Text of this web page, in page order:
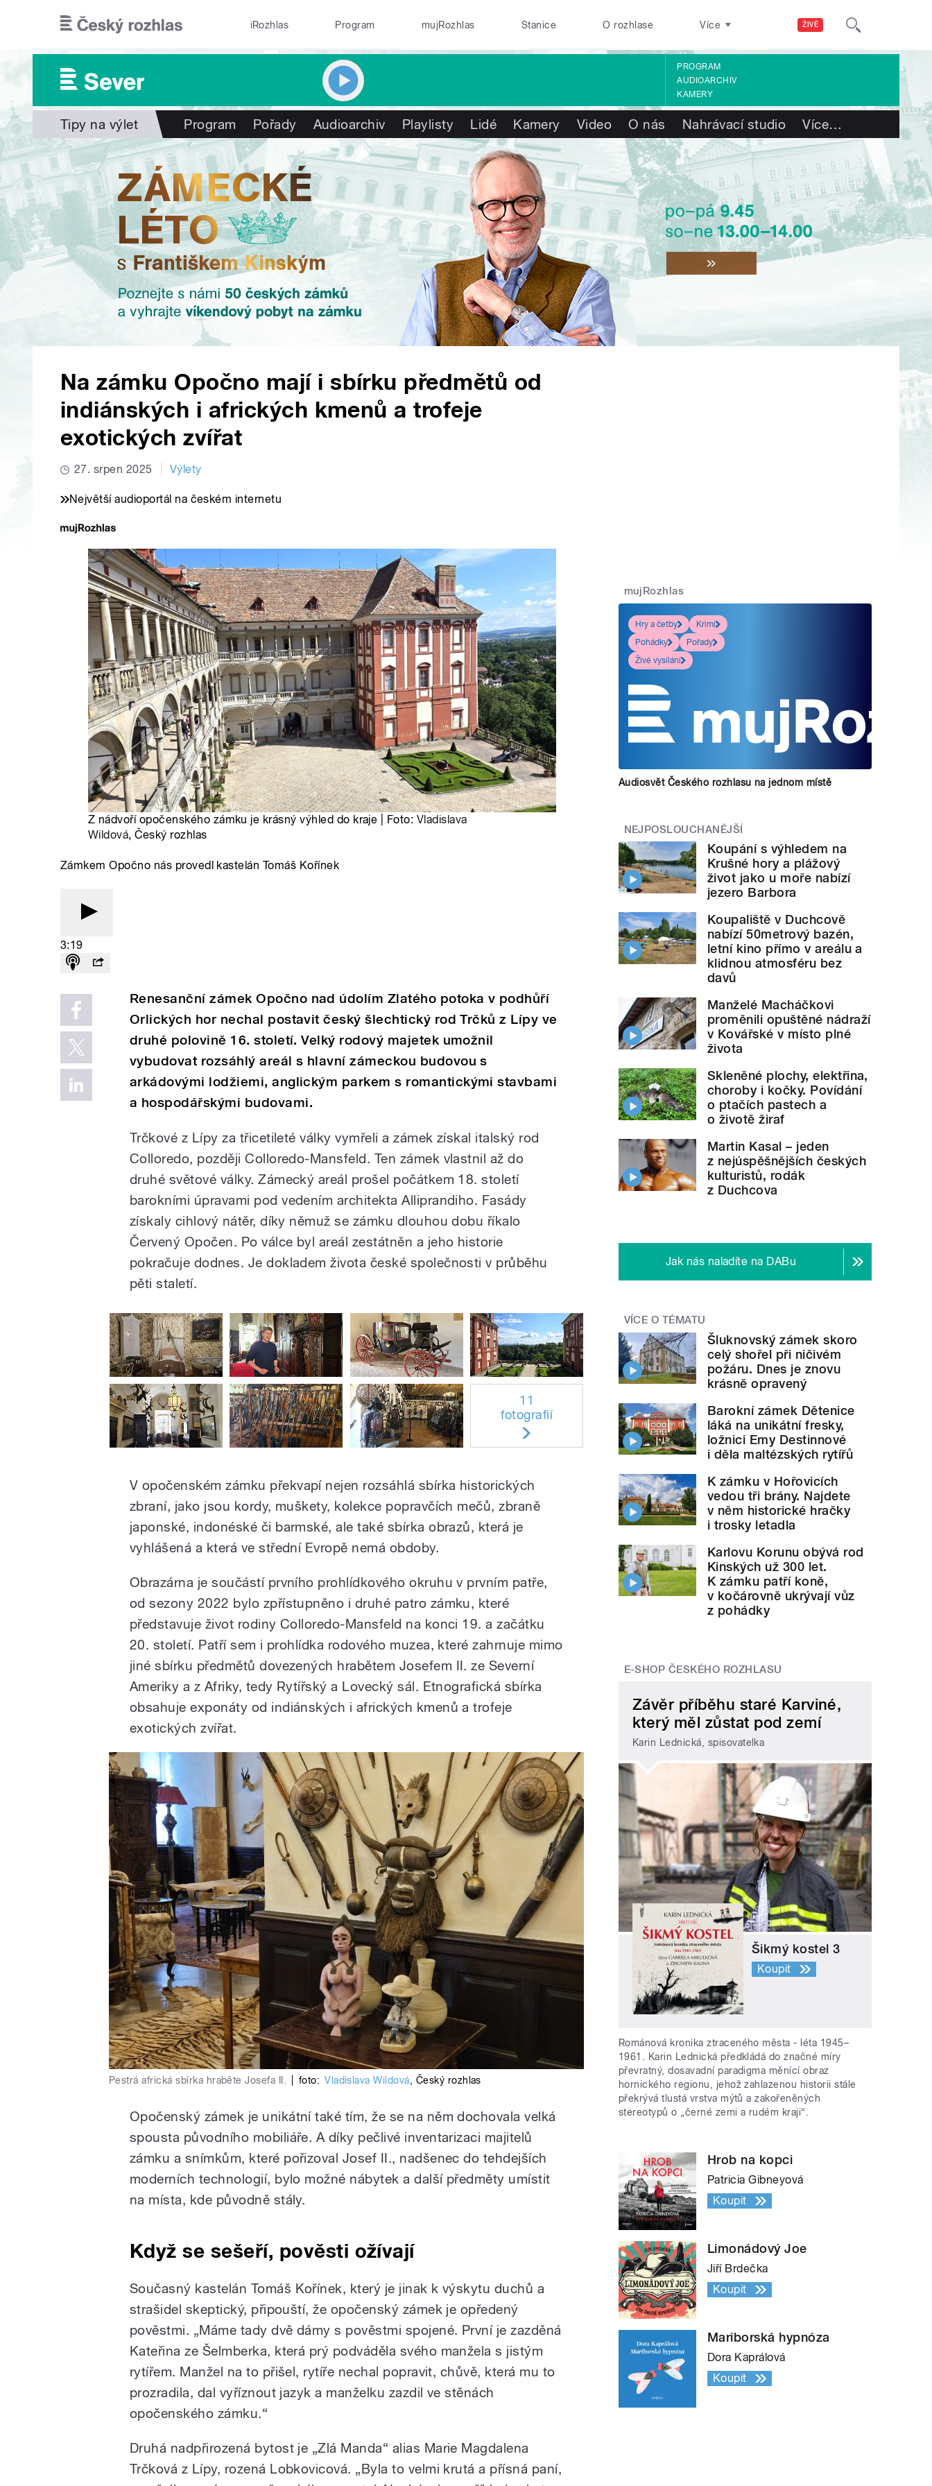
ŽIVĚ
iRozhlas Program mujRozhlas Stanice O rozhlase Více
PROGRAM
AUDIOARCHIV
KAMERY
Tipy na výlet Program Pořady Audioarchiv Playlisty Lidé Kamery Video O nás Nahrávací studio Více…
Na zámku Opočno mají i sbírku předmětů od
indiánských i afrických kmenů a trofeje
exotických zvířat
27. srpen 2025 Výlety
Největší audioportál na českém internetu
Z nádvoří opočenského zámku je krásný výhled do kraje | Foto: Vladislava
Wildová, Český rozhlas
Zámkem Opočno nás provedl kastelán Tomáš Kořínek
3:19
Renesanční zámek Opočno nad údolím Zlatého potoka v podhůří
Orlických hor nechal postavit český šlechtický rod Trčků z Lípy ve
druhé polovině 16. století. Velký rodový majetek umožnil
vybudovat rozsáhlý areál s hlavní zámeckou budovou s
arkádovými lodžiemi, anglickým parkem s romantickými stavbami
a hospodářskými budovami.
Trčkové z Lípy za třicetileté války vymřeli a zámek získal italský rod
Colloredo, později Colloredo-Mansfeld. Ten zámek vlastnil až do
druhé světové války. Zámecký areál prošel počátkem 18. století
barokními úpravami pod vedením architekta Alliprandiho. Fasády
získaly cihlový nátěr, díky němuž se zámku dlouhou dobu říkalo
Červený Opočen. Po válce byl areál zestátněn a jeho historie
pokračuje dodnes. Je dokladem života české společnosti v průběhu
pěti staletí.
11
fotografií
V opočenském zámku překvapí nejen rozsáhlá sbírka historických
zbraní, jako jsou kordy, muškety, kolekce popravčích mečů, zbraně
japonské, indonéské či barmské, ale také sbírka obrazů, která je
vyhlášená a která ve střední Evropě nemá obdoby.
Obrazárna je součástí prvního prohlídkového okruhu v prvním patře,
od sezony 2022 bylo zpřístupněno i druhé patro zámku, které
představuje život rodiny Colloredo-Mansfeld na konci 19. a začátku
20. století. Patří sem i prohlídka rodového muzea, které zahrnuje mimo
jiné sbírku předmětů dovezených hrabětem Josefem II. ze Severní
Ameriky a z Afriky, tedy Rytířský a Lovecký sál. Etnografická sbírka
obsahuje exponáty od indiánských i afrických kmenů a trofeje
exotických zvířat.
Pestrá africká sbírka hraběte Josefa II. foto: Vladislava Wildová, Český rozhlas
Opočenský zámek je unikátní také tím, že se na něm dochovala velká
spousta původního mobiliáře. A díky pečlivé inventarizaci majitelů
zámku a snímkům, které pořizoval Josef II., nadšenec do tehdejších
moderních technologií, bylo možné nábytek a další předměty umístit
na místa, kde původně stály.
Když se sešeří, pověsti ožívají
Současný kastelán Tomáš Kořínek, který je jinak k výskytu duchů a
strašidel skeptický, připouští, že opočenský zámek je opředený
pověstmi. „Máme tady dvě dámy s pověstmi spojené. První je zazděná
Kateřina ze Šelmberka, která prý podváděla svého manžela s jistým
rytířem. Manžel na to přišel, rytíře nechal popravit, chůvě, která mu to
prozradila, dal vyříznout jazyk a manželku zazdil ve stěnách
opočenského zámku.“
Druhá nadpřirozená bytost je „Zlá Manda“ alias Marie Magdalena
Trčková z Lípy, rozená Lobkovicová. „Byla to velmi krutá a přísná paní,
mujRozhlas
Hry a četby
Krimi
Pohádky
Pořady
Živé vysílání
Audiosvět Českého rozhlasu na jednom místě
NEJPOSLOUCHANĚJŠÍ
Koupání s výhledem na
Krušné hory a plážový
život jako u moře nabízí
jezero Barbora
Koupaliště v Duchcově
nabízí 50metrový bazén,
letní kino přímo v areálu a
klidnou atmosféru bez
davů
Manželé Macháčkovi
proměnili opuštěné nádraží
v Kovářské v místo plné
života
Skleněné plochy, elektřina,
choroby i kočky. Povídání
o ptačích pastech a
o životě žiraf
Martin Kasal – jeden
z nejúspěšnějších českých
kulturistů, rodák
z Duchcova
Jak nás naladíte na DABu
VÍCE O TÉMATU
Šluknovský zámek skoro
celý shořel při ničivém
požáru. Dnes je znovu
krásně opravený
Barokní zámek Dětenice
láká na unikátní fresky,
ložnici Emy Destinnové
i děla maltézských rytířů
K zámku v Hořovicích
vedou tři brány. Najdete
v něm historické hračky
i trosky letadla
Karlovu Korunu obývá rod
Kinských už 300 let.
K zámku patří koně,
v kočárovně ukrývají vůz
z pohádky
E-SHOP ČESKÉHO ROZHLASU
Závěr příběhu staré Karviné,
který měl zůstat pod zemí
Karin Lednická, spisovatelka
Šikmý kostel 3
Koupit
Románová kronika ztraceného města - léta 1945–
1961. Karin Lednická předkládá do značné míry
převratný, dosavadní paradigma měnící obraz
hornického regionu, jehož zahlazenou historii stále
překrývá tlustá vrstva mýtů a zakořeněných
stereotypů o „černé zemi a rudém kraji“.
Hrob na kopci
Patricia Gibneyová
Koupit
Limonádový Joe
Jiří Brdečka
Koupit
Mariborská hypnóza
Dora Kaprálová
Koupit